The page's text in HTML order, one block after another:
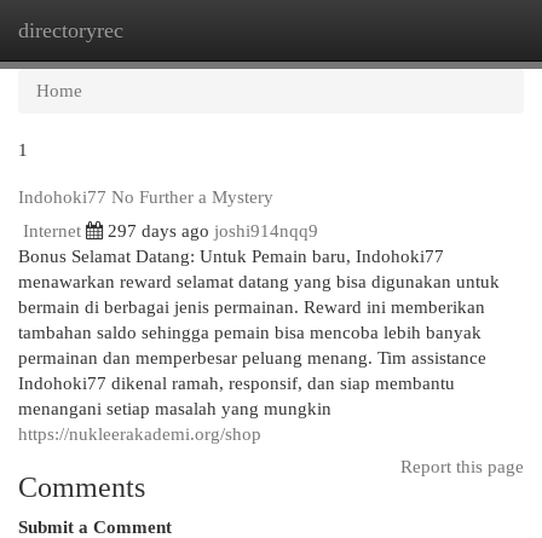
directoryrec
Home
1
Indohoki77 No Further a Mystery
Internet
297 days ago joshi914nqq9
Bonus Selamat Datang: Untuk Pemain baru, Indohoki77
menawarkan reward selamat datang yang bisa digunakan untuk
bermain di berbagai jenis permainan. Reward ini memberikan
tambahan saldo sehingga pemain bisa mencoba lebih banyak
permainan dan memperbesar peluang menang. Tim assistance
Indohoki77 dikenal ramah, responsif, dan siap membantu
menangani setiap masalah yang mungkin
https://nukleerakademi.org/shop
Report this page
Comments
Submit a Comment